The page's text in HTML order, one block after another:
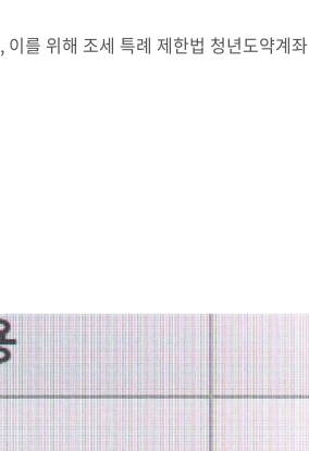
를 위해 조세 특례 제한법 청년도약계좌